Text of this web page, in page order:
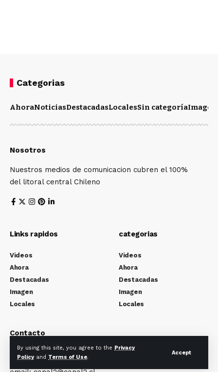
By using this site, you agree to the Privacy
Policyand Terms of Use.
Accept
Categorias
AhoraNoticiasDestacadasLocalesSin categoríaImagen
Nosotros
Nuestros medios de comunicacion cubren el 100%
del litoral central Chileno
Links rapidos
Videos
Ahora
Destacadas
Imagen
Locales
categorias
Videos
Ahora
Destacadas
Imagen
Locales
Contacto
Canal 2 Television-calle Patria 1933 San Antonio